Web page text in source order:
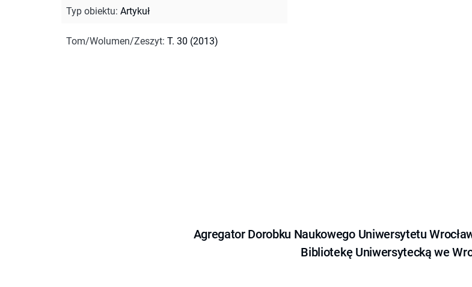
Typ obiektu: Artykuł
Tom/Wolumen/Zeszyt: T. 30 (2013)
Agregator Dorobku Naukowego Uniwersytetu
Bibliotekę Uniwersytecką we